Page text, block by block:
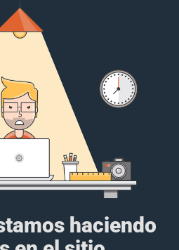
haciendo